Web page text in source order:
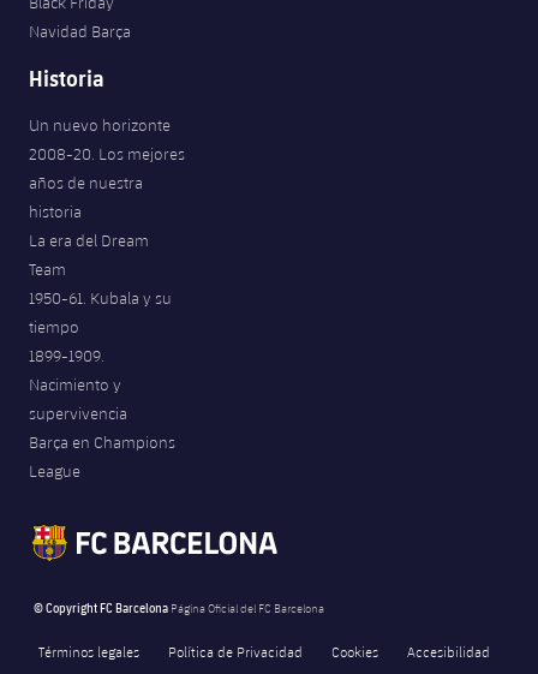
Navidad Barça
Historia
Un nuevo horizonte
2008-20. Los mejores
años de nuestra
historia
La era del Dream
Team
1950-61. Kubala y su
tiempo
1899-1909.
Nacimiento y
supervivencia
Barça en Champions
League
© Copyright FC Barcelona Página Oficial del FC Barcelona
Términos legales Política de Privacidad Cookies Accesibilidad